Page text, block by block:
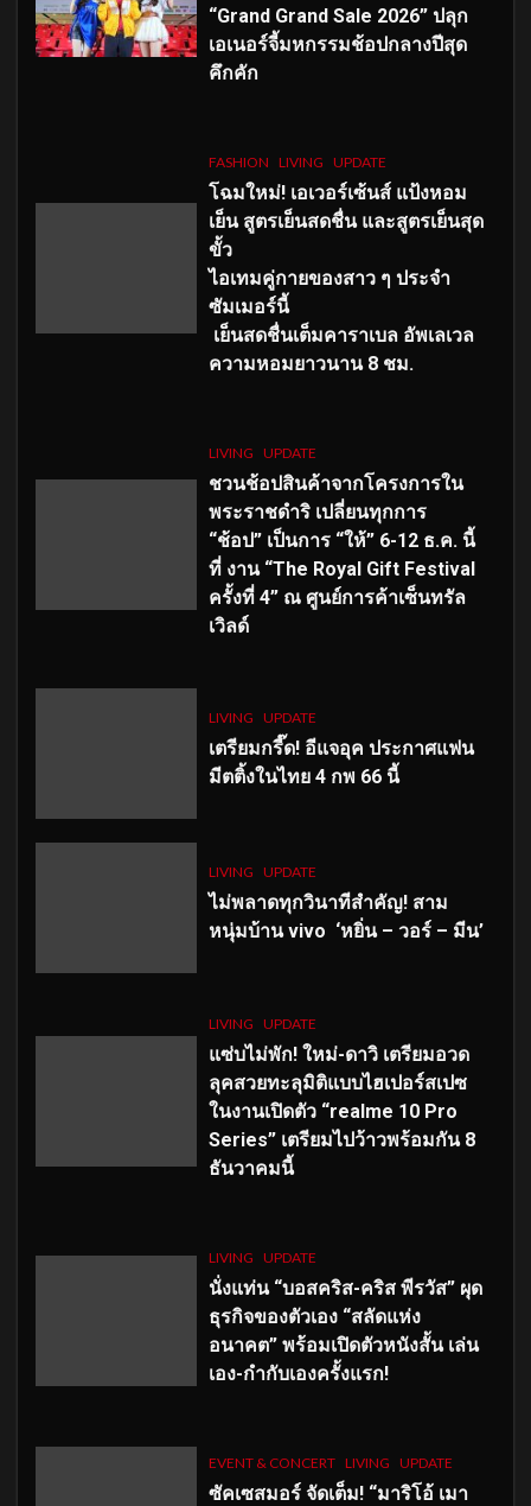
“Grand Grand Sale 2026” ปลุก
เอเนอร์จี้มหกรรมช้อปกลางปีสุด
คึกคัก
FASHION LIVING UPDATE
โฉมใหม่! เอเวอร์เซ้นส์ แป้งหอม
เย็น สูตรเย็นสดชื่น และสูตรเย็นสุด
ขั้ว
ไอเทมคู่กายของสาว ๆ ประจำ
ซัมเมอร์นี้
เย็นสดชื่นเต็มคาราเบล อัพเลเวล
ความหอมยาวนาน 8 ชม.
LIVING UPDATE
ชวนช้อปสินค้าจากโครงการใน
พระราชดำริ เปลี่ยนทุกการ
“ช้อป” เป็นการ “ให้” 6-12 ธ.ค. นี้
ที่ งาน “The Royal Gift Festival
ครั้งที่ 4” ณ ศูนย์การค้าเซ็นทรัล
เวิลด์
LIVING UPDATE
เตรียมกรี๊ด! อีแจอุค ประกาศแฟน
มีตติ้งในไทย 4 กพ 66 นี้
LIVING UPDATE
ไม่พลาดทุกวินาทีสำคัญ! สาม
หนุ่มบ้าน vivo ‘หยิ่น – วอร์ – มีน’
LIVING UPDATE
แซ่บไม่พัก! ใหม่-ดาวิ เตรียมอวด
ลุคสวยทะลุมิติแบบไฮเปอร์สเปซ
ในงานเปิดตัว “realme 10 Pro
Series” เตรียมไปว้าวพร้อมกัน 8
ธันวาคมนี้
LIVING UPDATE
นั่งแท่น “บอสคริส-คริส พีรวัส” ผุด
ธุรกิจของตัวเอง “สลัดแห่ง
อนาคต” พร้อมเปิดตัวหนังสั้น เล่น
เอง-กำกับเองครั้งแรก!
EVENT & CONCERT LIVING UPDATE
ซัคเซสมอร์ จัดเต็ม! “มาริโอ้ เมา